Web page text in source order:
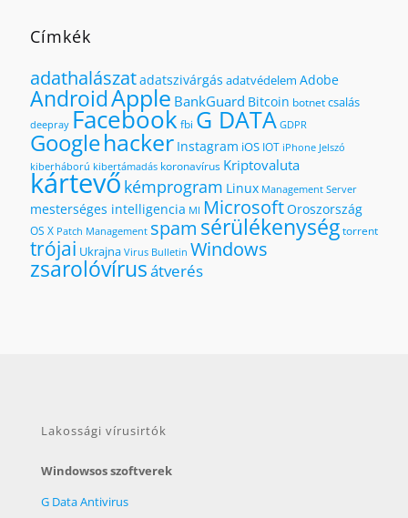
Címkék
adathalászatadatszivárgás adatvédelem Adobe
AndroidApple BankGuard Bitcoin botnetcsalás
deepray Facebookfbi G DATA GDPR
Googlehacker Instagram iOS IOT iPhone Jelszó
kiberháború kibertámadás koronavírus Kriptovaluta
kártevőkémprogram Linux Management Server
mesterséges intelligencia MI MicrosoftOroszország
OS X Patch Management spam sérülékenységtorrent
trójai Ukrajna Virus Bulletin Windows
zsarolóvírusátverés
Lakossági vírusirtók
Windowsos szoftverek
G Data Antivirus